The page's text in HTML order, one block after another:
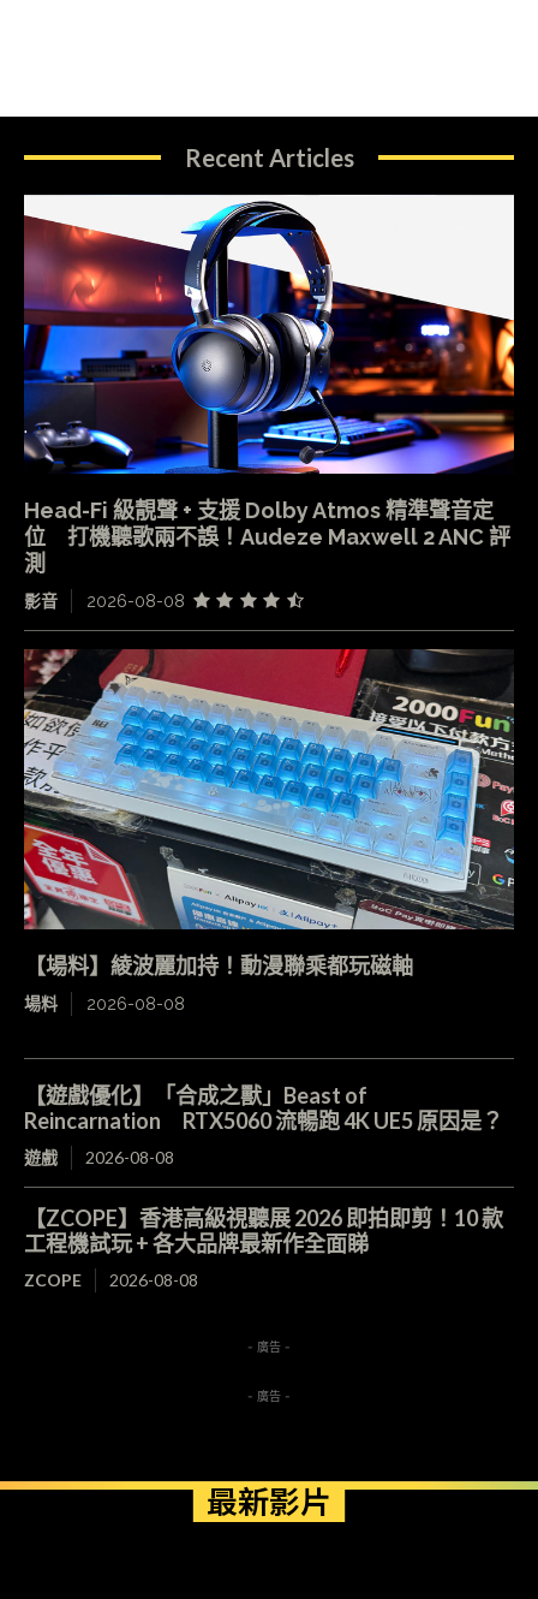
Recent Articles
Head-Fi 級靚聲 + 支援 Dolby Atmos 精準聲音定
位 打機聽歌兩不誤！Audeze Maxwell 2 ANC 評
測
影音 2026-08-08
【場料】綾波麗加持！動漫聯乘都玩磁軸
場料 2026-08-08
【遊戲優化】「合成之獸」Beast of
Reincarnation RTX5060 流暢跑 4K UE5 原因是？
遊戲 2026-08-08
【ZCOPE】香港高級視聽展 2026 即拍即剪！10 款
工程機試玩 + 各大品牌最新作全面睇
ZCOPE 2026-08-08
- 廣告 -
- 廣告 -
最新影片